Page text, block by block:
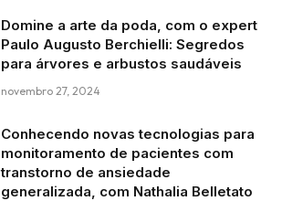
Domine a arte da poda, com o expert
Paulo Augusto Berchielli: Segredos
para árvores e arbustos saudáveis
novembro 27, 2024
Conhecendo novas tecnologias para
monitoramento de pacientes com
transtorno de ansiedade
generalizada, com Nathalia Belletato